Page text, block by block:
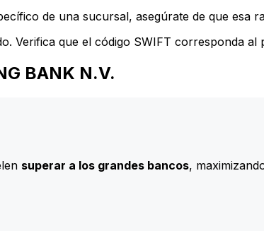
de una sucursal, asegúrate de que esa
Verifica que el código SWIFT corresponda al
BANK N.V.
superar a los grandes bancos,